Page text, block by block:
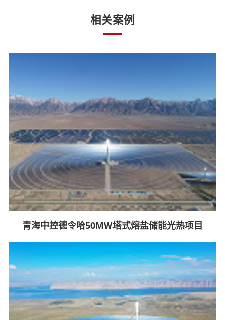
相关案例
青海中控德令哈50MW塔式熔盐储能光热项目